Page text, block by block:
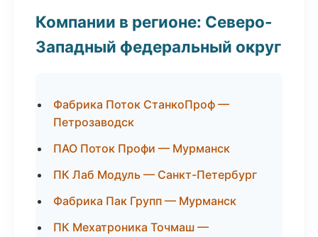
Компании в регионе: Северо-
Западный федеральный округ
Фабрика Поток СтанкоПроф —
Петрозаводск
ПАО Поток Профи — Мурманск
ПК Лаб Модуль — Санкт-Петербург
Фабрика Пак Групп — Мурманск
ПК Мехатроника Точмаш —